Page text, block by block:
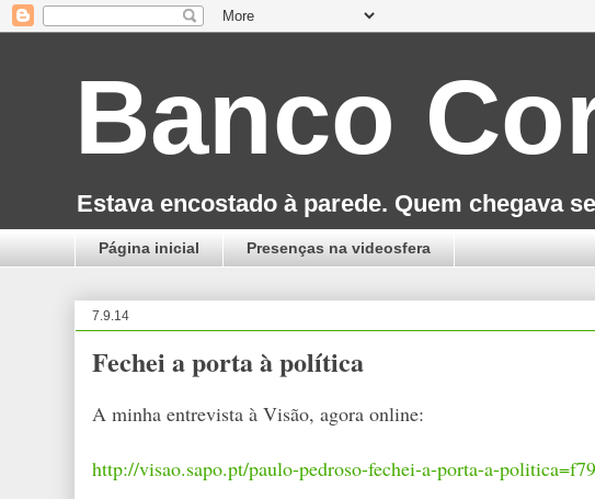
Banco
Estava encostado à parede. Quem chegava
Página inicial Presenças na videosfera
7.9.14
Fechei a porta à política
A minha entrevista à Visão, agora online:
http://visao.sapo.pt/paulo-pedroso-fechei-a-porta-a-